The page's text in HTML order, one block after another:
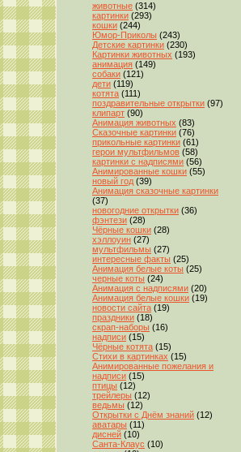
животные (314)
картинки (293)
кошки (244)
Юмор-Приколы (243)
Детские картинки (230)
Картинки животных (193)
анимация (149)
собаки (121)
дети (119)
котята (111)
поздравительные открытки (97)
клипарт (90)
Анимация животных (83)
Сказочные картинки (76)
прикольные картинки (61)
герои мультфильмов (58)
картинки с надписями (56)
Анимированные кошки (55)
новый год (39)
Анимация сказочные картинки
(37)
новогодние открытки (36)
фэнтези (28)
Чёрные кошки (28)
хэллоуин (27)
мультфильмы (27)
интересные факты (25)
Анимация белые коты (25)
черные коты (24)
Анимация с надписями (20)
Анимация белые кошки (19)
новости сайта (19)
праздники (18)
скрап-наборы (16)
надписи (15)
Чёрные котята (15)
Стихи в картинках (15)
Анимированные пожелания и
надписи (15)
птицы (12)
трейлеры (12)
ведьмы (12)
Открытки с Днём знаний (12)
аватары (11)
дисней (10)
Санта-Клаус (10)